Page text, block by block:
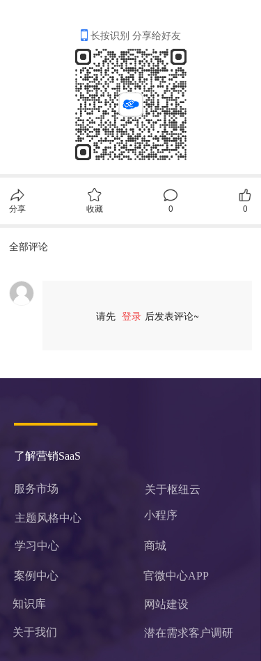
长按识别 分享给好友
分享 收藏 0 0
全部评论
请先 登录 后发表评论~
了解营销SaaS
关于枢纽云
服务市场
主题风格中心 小程序
学习中心 商城
案例中心 官微中心APP
知识库 网站建设
关于我们 潜在需求客户调研